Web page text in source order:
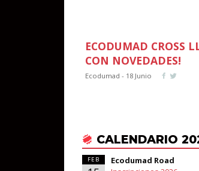
ECODUMAD CROSS
CON NOVEDADES!
Ecodumad - 18 Junio
CALENDARIO
FEB
Ecodumad Road